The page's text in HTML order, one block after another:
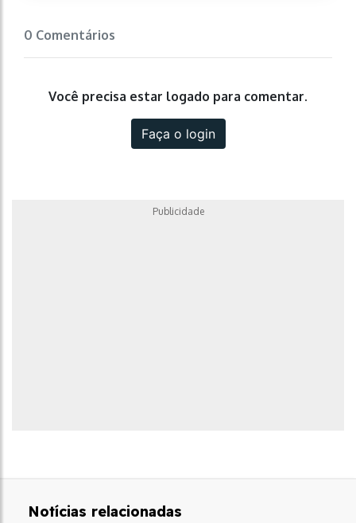
0 Comentários
Você precisa estar logado para comentar.
Faça o login
Publicidade
Notícias relacionadas